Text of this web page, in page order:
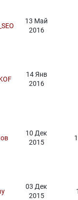
13 Май
2016
14 Янв
2016
10 Дек
2015
03 Дек
2015